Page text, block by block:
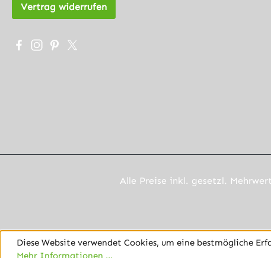
Vertrag widerrufen
Besuche uns auf Facebook – öffnet in neuem Tab
Schau auf Instagram vorbei – öffnet in neuem Tab
Lass dich auf Pinterest inspirieren – öffnet in
Folge uns auf X – öffnet in neuem Tab
Alle Preise inkl. gesetzl.
Diese Website verwendet Cookies, um eine bestmögliche
Mehr Informationen ...